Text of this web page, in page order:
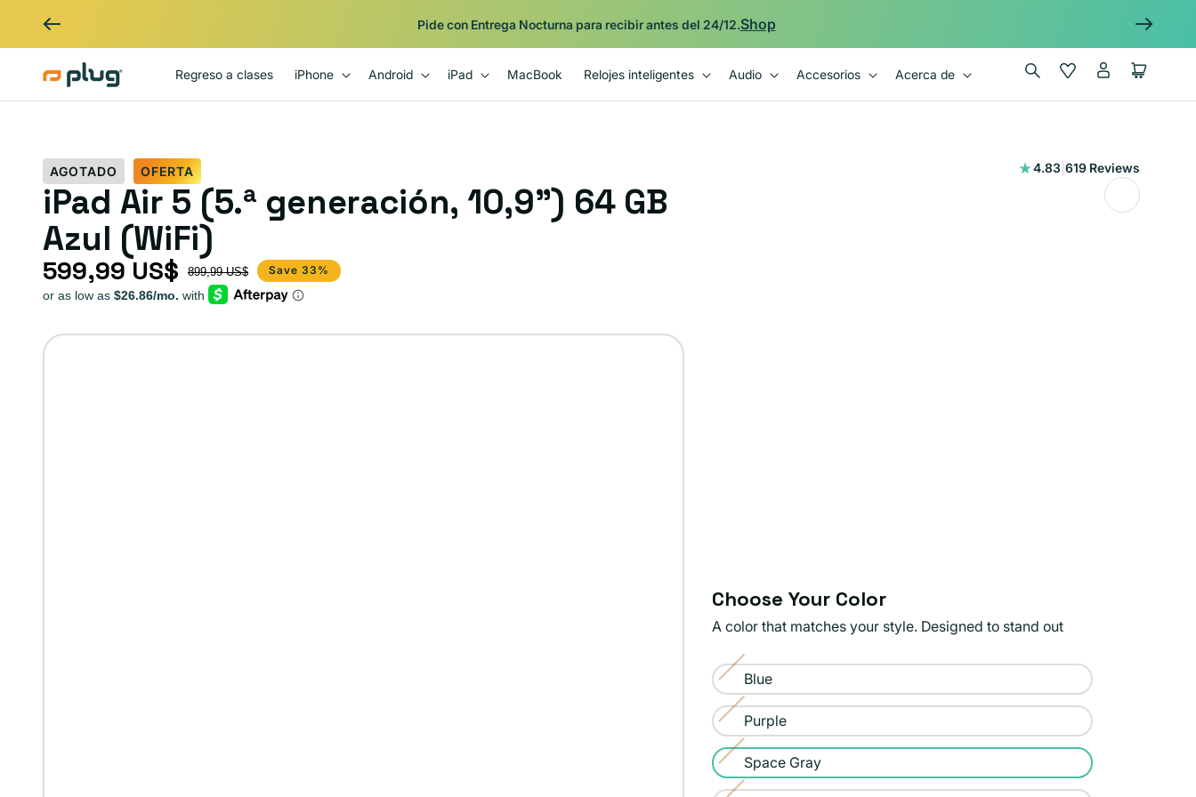
Pide con Entrega Nocturna para recibir antes del 24/12.Shop
Regreso a clases iPhone Android iPad MacBook Relojes inteligentes Audio Accesorios Acerca de Wishlist
sesión
Carrito
AGOTADO OFERTA
iPad Air 5 (5.ª generación, 10,9") 64 GB
Azul (WiFi)
Precio de oferta
599,99 US$
Precio habitual 899,99 US$ Save 33%
4.83| 619 Reviews
619
reseñas
Choose Your Color
A color that matches your style. Designed to stand out
Color:
Space
Gray
Blue
Variante
agotada
o
no
disponible
Purple
Variante
agotada
o
Space Gray
Variante